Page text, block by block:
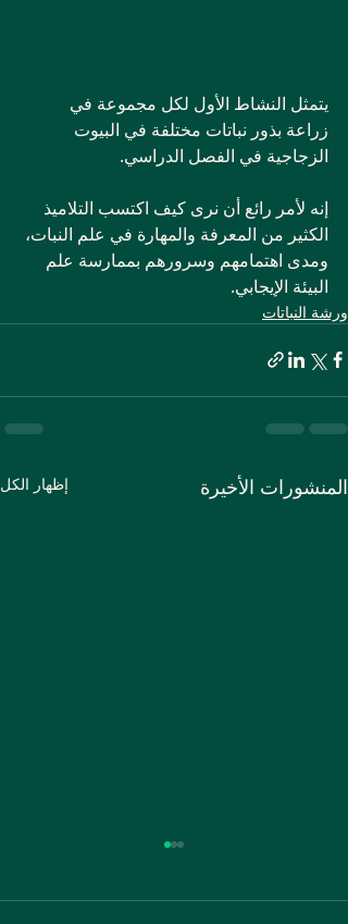
يتمثل النشاط الأول لكل مجموعة في
زراعة بذور نباتات مختلفة في البيوت
الزجاجية في الفصل الدراسي.
إنه لأمر رائع أن نرى كيف اكتسب التلاميذ
الكثير من المعرفة والمهارة في علم النبات،
ومدى اهتمامهم وسرورهم بممارسة علم
البيئة الإيجابي.
ورشة النباتات
المنشورات الأخيرة إظهار الكل